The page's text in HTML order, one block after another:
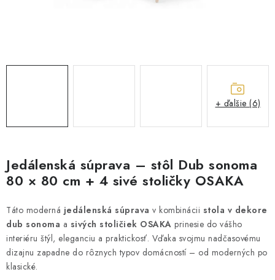
Všeobecné obchodné podmienky
Reklamácia vrátenie tovaru
Jedálenská súprava – stôl Dub sonoma
80 × 80 cm + 4 sivé stoličky OSAKA
Táto moderná jedálenská súprava v kombinácii stola v dekore
dub sonoma a sivých stoličiek OSAKA prinesie do vášho
interiéru štýl, eleganciu a praktickosť. Vďaka svojmu nadčasovému
dizajnu zapadne do rôznych typov domácností – od moderných po
klasické.
+ ďalšie (6)